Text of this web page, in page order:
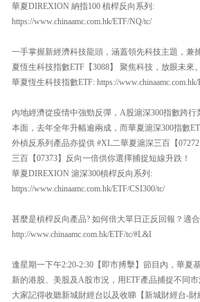
華夏DIREXION 納指100 槓桿反向系列:
https://www.chinaamc.com.hk/ETF/NQ/tc/
一手掌握新經濟科技龍頭，涵蓋領先科技主題，兼
夏恆生科技指數ETF【3088】 聚焦科技，放眼未來。
華夏恆生科技指數ETF: https://www.chinaamc.com.hk/
內地經濟從疫情中強勁反彈，A股滬深300指數跨
本面，去年全年升幅逾兩成，而華夏滬深300指數
外槓反系列產品亦提供 #XL二華夏滬深三百【
三百【07373】反向一倍供你選擇捕捉短線升跌！
華夏DIREXION 滬深300槓桿反向系列:
https://www.chinaamc.com.hk/ETF/CSI300/tc/
甚麼是槓桿反向產品? 如何倍大單日正反回報？適
http://www.chinaamc.com.hk/ETF/tc/#L&I
逢星期一下午2:20-2:30【即市搏擊】節目內，華夏
新的港股、美股及A股市況，用ETF產品捕捉不同市
大家記得收聽新城財經台以及收睇【新城財經台-